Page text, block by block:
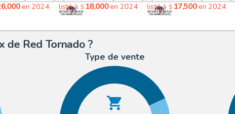
en 2024 listé à $ 18,000en 2024 listé à $ 17,500en 2024
de Red Tornado ?
Type de vente